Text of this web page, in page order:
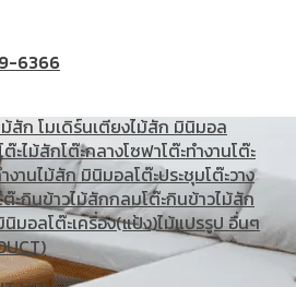
6366
ตู้โชว์ไม้สัก โมเดิร์น
สงประตูบานคู่
สัก โมเดิร์นเตียงไม้สัก มินิมอล
ต๊ะไม้สักโต๊ะกลางโซฟาโต๊ะทำงานโต๊ะ
ำงานไม้สัก มินิมอลโต๊ะประชุมโต๊ะวาง
ต๊ะกินข้าวไม้สักกลมโต๊ะกินข้าวไม้สัก
นิมอลโต๊ะเครื่อง(แป้ง)ไม้แปรรูป อื่นๆ